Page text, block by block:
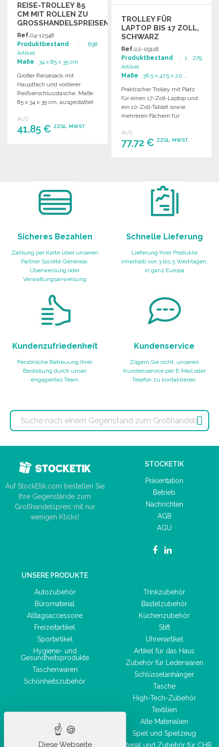
REISE-TROLLEY 85
CM MIT ROLLEN ZU
GROSSHANDELSPREISEN
Ref.04-12548
Produktbestand : 898
Artikel
Maße : 34 x 85 x 35 cm
Großer Reisesack mit
Hauptfach und vorderer
Reißverschlusstasche. Maße:
85 x 34 x 35 cm, ausgestattet
AUS
41,85 € ZZGL. MWST.
TROLLEY FÜR
LAPTOP BIS 17 ZOLL,
SCHWARZ
Ref.02-09118
Produktbestand : 1 279
Artikel
Maße : 36.5 x 47.5 x 20....
Praktischer Trolley mit Platz
für einen 17-Zoll-Laptop und
ein 10-Zoll-Tablet sowie
mehreren Fächern für
AUS
77,72 € ZZGL. MWST.
Sicheres Bezahlen
Zahlung per Karte über unseren
Partner Société Générale,
Überweisung oder
Verwaltungsanweisung
Schnelle Lieferung
Lieferung Ihrer Produkte
innerhalb von 3 bis 5 Werktagen,
in ganz Europa
Kundenzufriedenheit
Persönliche Betreuung Ihrer
Bestellung durch unser
engagiertes Team
Kundenservice
Zögern Sie nicht, unseren
Kundenservice per E-Mail oder
Telefon zu kontaktieren.

Auf StockEtik.com bestellen Sie
Ihre Gegenstände zum
Großhandelspreis mit nur
wenigen Klicks!
STOCKETIK
Präsentation
Betrieb
Nachrichten
AGB
AGU
UNSERE PRODUKTE
Autozubehör
Büromaterial
Alltagsaccessoire
Freizeitartikel
Sportartikel
Hygiene- und
Gesundheitsprodukte
Taschenwaren
Schönheitszubehör
Trinkzubehör
Bastelzubehör
Küchenzubehör
Stift
Uhrenartikel
Artikel für das Haus
Zubehör für Lederwaren
Schlüsselanhänger
Tasche
High-Tech-Zubehör
Textilien
Alte Materialien
Spiel und Spielzeug
Material und Zubehör für CHR
Diese Webseite